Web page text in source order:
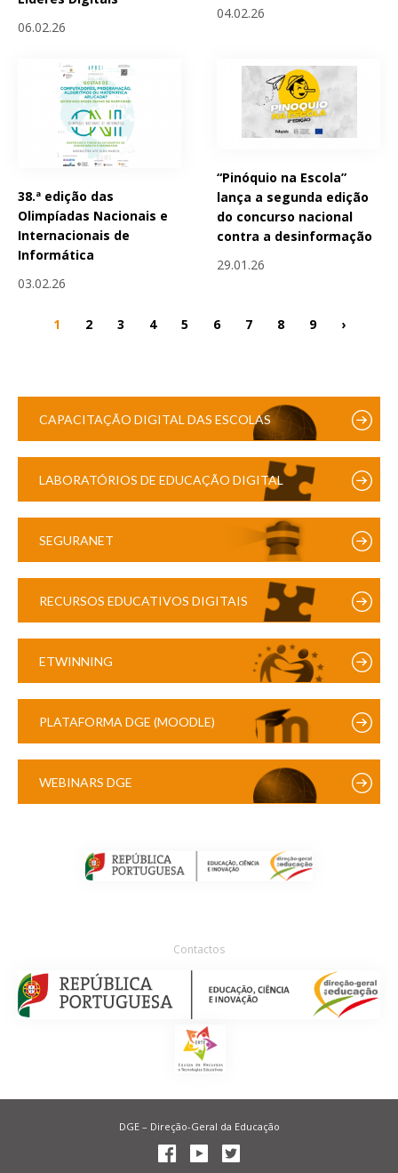
06.02.26
04.02.26
38.ª edição das
Olimpíadas Nacionais e
Internacionais de
Informática
03.02.26
“Pinóquio na Escola”
lança a segunda edição
do concurso nacional
contra a desinformação
29.01.26
1 2 3 4 5 6 7 8 9 ›
CAPACITAÇÃO DIGITAL DAS ESCOLAS
LABORATÓRIOS DE EDUCAÇÃO DIGITAL
SEGURANET
RECURSOS EDUCATIVOS DIGITAIS
ETWINNING
PLATAFORMA DGE (MOODLE)
WEBINARS DGE
Contactos
DGE – Direção-Geral da Educação